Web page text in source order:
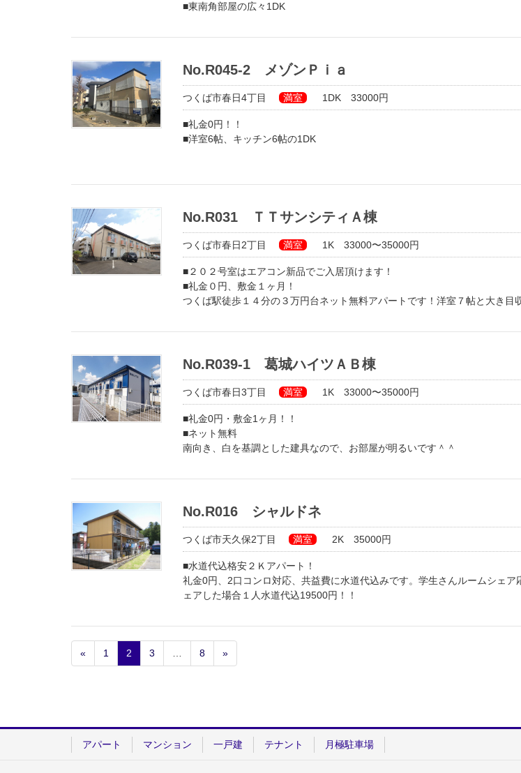
■東南角部屋の広々1DK
No.R045-2 メゾンＰｉａ
つくば市春日4丁目 満室 1DK 33000円
■礼金0円！！
■洋室6帖、キッチン6帖の1DK
No.R031 ＴＴサンシティＡ棟
つくば市春日2丁目 満室 1K 33000〜35000円
■２０２号室はエアコン新品でご入居頂けます！
■礼金０円、敷金１ヶ月！
つくば駅徒歩１４分の３万円台ネット無料アパートです！洋室７帖と大き目
覧下さい＾＾
No.R039-1 葛城ハイツＡＢ棟
つくば市春日3丁目 満室 1K 33000〜35000円
■礼金0円・敷金1ヶ月！！
■ネット無料
南向き、白を基調とした建具なので、お部屋が明るいです＾＾
No.R016 シャルドネ
つくば市天久保2丁目 満室 2K 35000円
■水道代込格安２Ｋアパート！
礼金0円、2口コンロ対応、共益費に水道代込みです。学生さんルームシェア
ェアした場合１人水道代込19500円！！
« 1 2 3 8 »
アパート マンション 一戸建 テナント 月極駐車場